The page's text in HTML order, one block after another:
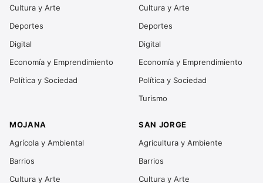
Cultura y Arte
Deportes
Digital
Economía y Emprendimiento
Política y Sociedad
Cultura y Arte
Deportes
Digital
Economía y Emprendimiento
Política y Sociedad
Turismo
MOJANA
Agrícola y Ambiental
Barrios
Cultura y Arte
SAN JORGE
Agricultura y Ambiente
Barrios
Cultura y Arte